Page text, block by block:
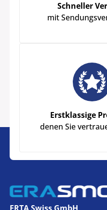
Schneller
mit
Erstklassige
denen Sie